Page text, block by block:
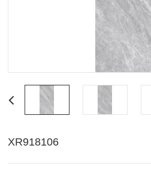
XR918106